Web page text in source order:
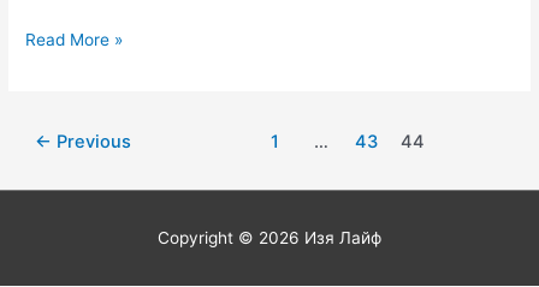
Сколько
Read More »
Post← Previous 1 … 43 44
Copyright © 2026 Изя Лайф